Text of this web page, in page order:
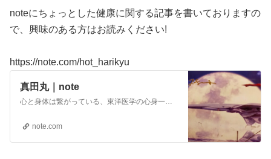
noteにちょっとした健康に関する記事を書いておりますの
で、興味のある方はお読みください!
https://note.com/hot_harikyu
真田丸｜note
心と身体は繋がっている、東洋医学の心身一如を大切に日々の臨床に励む鍼灸師です。自律神経や身体の不調をわかりやすく発信して、よんだあと少し楽になるNOTEを目指してます。
note.com